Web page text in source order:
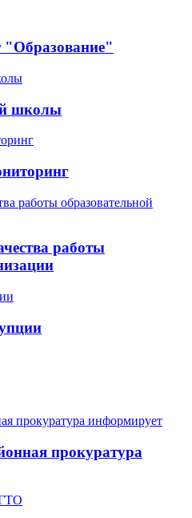
"Образование"
школы
работы
прокуратура